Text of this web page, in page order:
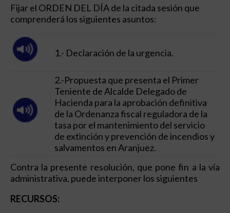
Fijar el ORDEN DEL DÍA de la citada sesión que
comprenderá los siguientes asuntos:
1.- Declaración de la urgencia.
2.-Propuesta que presenta el Primer
Teniente de Alcalde Delegado de
Hacienda para la aprobación definitiva
de la Ordenanza fiscal reguladora de la
tasa por el mantenimiento del servicio
de extinción y prevención de incendios y
salvamentos en Aranjuez.
Contra la presente resolución, que pone fin a la vía
administrativa, puede interponer los siguientes
RECURSOS: